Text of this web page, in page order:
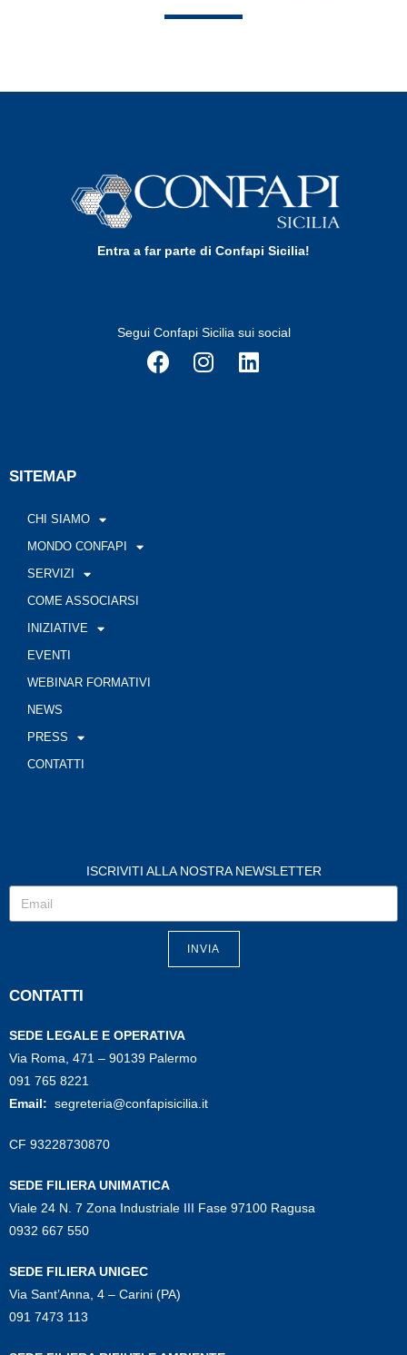
Entra a far parte di Confapi Sicilia!
Segui Confapi Sicilia sui social
SITEMAP
CHI SIAMO
MONDO CONFAPI
SERVIZI
COME ASSOCIARSI
INIZIATIVE
EVENTI
WEBINAR FORMATIVI
NEWS
PRESS
CONTATTI
ISCRIVITI ALLA NOSTRA NEWSLETTER
INVIA
CONTATTI
SEDE LEGALE E OPERATIVA
Via Roma, 471 – 90139 Palermo
091 765 8221
Email: segreteria@confapisicilia.it
CF 93228730870
SEDE FILIERA UNIMATICA
Viale 24 N. 7 Zona Industriale III Fase 97100 Ragusa
0932 667 550
SEDE FILIERA UNIGEC
Via Sant’Anna, 4 – Carini (PA)
091 7473 113